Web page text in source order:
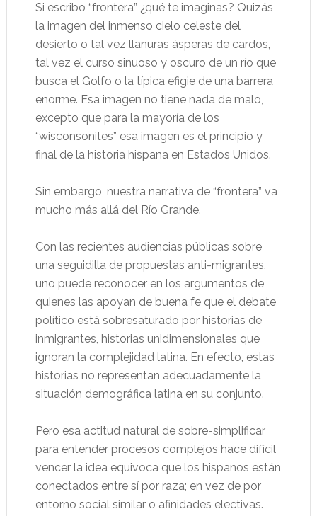
Si escribo “frontera” ¿qué te imaginas? Quizás
la imagen del inmenso cielo celeste del
desierto o tal vez llanuras ásperas de cardos,
tal vez el curso sinuoso y oscuro de un río que
busca el Golfo o la típica efigie de una barrera
enorme. Esa imagen no tiene nada de malo,
excepto que para la mayoría de los
“wisconsonites” esa imagen es el principio y
final de la historia hispana en Estados Unidos.
Sin embargo, nuestra narrativa de “frontera” va
mucho más allá del Río Grande.
Con las recientes audiencias públicas sobre
una seguidilla de propuestas anti-migrantes,
uno puede reconocer en los argumentos de
quienes las apoyan de buena fe que el debate
político está sobresaturado por historias de
inmigrantes, historias unidimensionales que
ignoran la complejidad latina. En efecto, estas
historias no representan adecuadamente la
situación demográfica latina en su conjunto.
Pero esa actitud natural de sobre-simplificar
para entender procesos complejos hace difícil
vencer la idea equivoca que los hispanos están
conectados entre sí por raza; en vez de por
entorno social similar o afinidades electivas.